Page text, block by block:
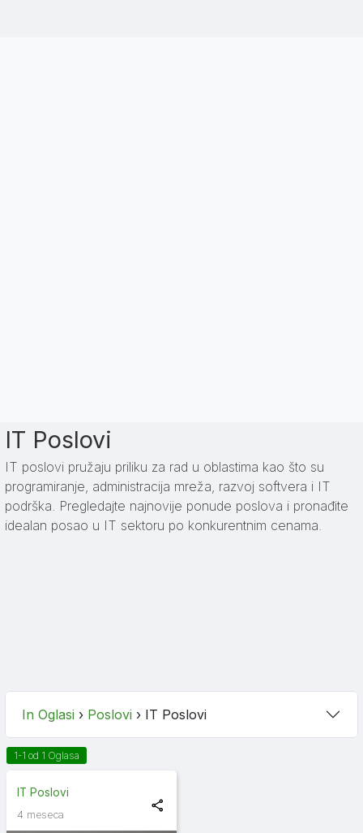
IT Poslovi
IT poslovi pružaju priliku za rad u oblastima kao što su
programiranje, administracija mreža, razvoj softvera i IT
podrška. Pregledajte najnovije ponude poslova i pronađite
idealan posao u IT sektoru po konkurentnim cenama.
In Oglasi › Poslovi › IT Poslovi
1-1 od 1 Oglasa
IT Poslovi
4 meseca